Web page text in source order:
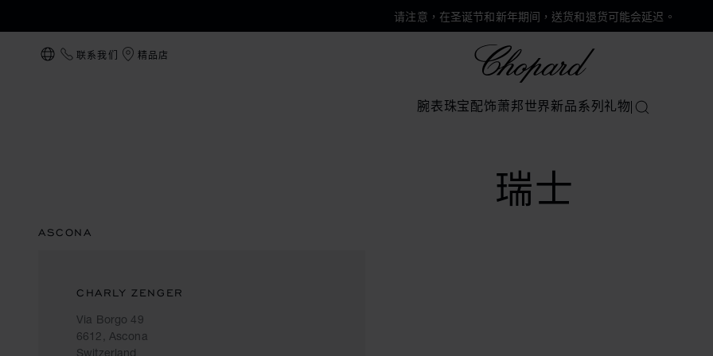
请注意，在圣诞节和新年期间，送货和退货可能会延迟。
本地化（更改国家/地区）
联系我们 精品店
腕表珠宝配饰萧邦世界新品系列 礼物搜索
瑞士
ASCONA
CHARLY ZENGER
Via Borgo 49
6612, Ascona
Switzerland